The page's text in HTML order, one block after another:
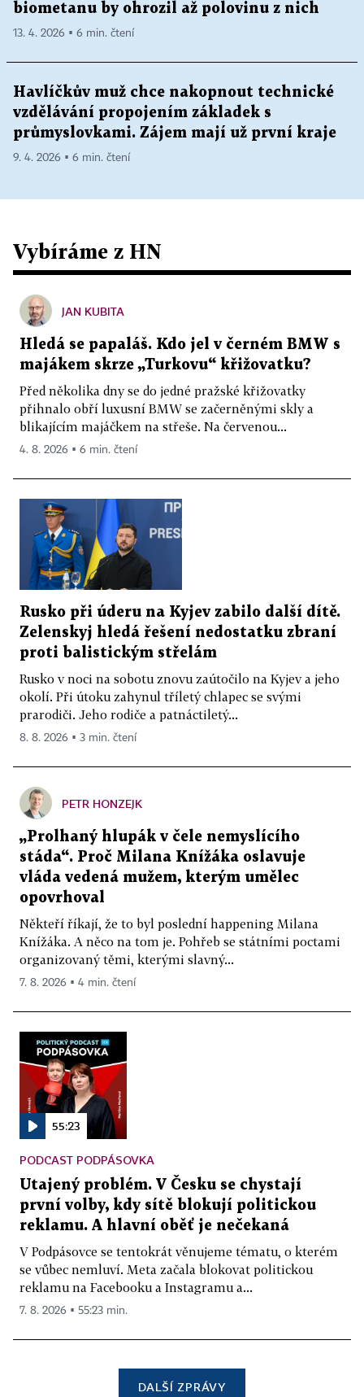
biometanu by ohrozil až polovinu z nich
13. 4. 2026 ▪ 6 min. čtení
Havlíčkův muž chce nakopnout technické
vzdělávání propojením základek s
průmyslovkami. Zájem mají už první kraje
9. 4. 2026 ▪ 6 min. čtení
Vybíráme z HN
JAN KUBITA
Hledá se papaláš. Kdo jel v černém BMW s
majákem skrze „Turkovu“ křižovatku?
Před několika dny se do jedné pražské křižovatky
přihnalo obří luxusní BMW se začerněnými skly a
blikajícím majáčkem na střeše. Na červenou...
4. 8. 2026 ▪ 6 min. čtení
Rusko při úderu na Kyjev zabilo další dítě.
Zelenskyj hledá řešení nedostatku zbraní
proti balistickým střelám
Rusko v noci na sobotu znovu zaútočilo na Kyjev a jeho
okolí. Při útoku zahynul tříletý chlapec se svými
prarodiči. Jeho rodiče a patnáctiletý...
8. 8. 2026 ▪ 3 min. čtení
PETR HONZEJK
„Prolhaný hlupák v čele nemyslícího
stáda“. Proč Milana Knížáka oslavuje
vláda vedená mužem, kterým umělec
opovrhoval
Někteří říkají, že to byl poslední happening Milana
Knížáka. A něco na tom je. Pohřeb se státními poctami
organizovaný těmi, kterými slavný...
7. 8. 2026 ▪ 4 min. čtení
55:23
PODCAST PODPÁSOVKA
Utajený problém. V Česku se chystají
první volby, kdy sítě blokují politickou
reklamu. A hlavní oběť je nečekaná
V Podpásovce se tentokrát věnujeme tématu, o kterém
se vůbec nemluví. Meta začala blokovat politickou
reklamu na Facebooku a Instagramu a...
7. 8. 2026 ▪ 55:23 min.
DALŠÍ ZPRÁVY